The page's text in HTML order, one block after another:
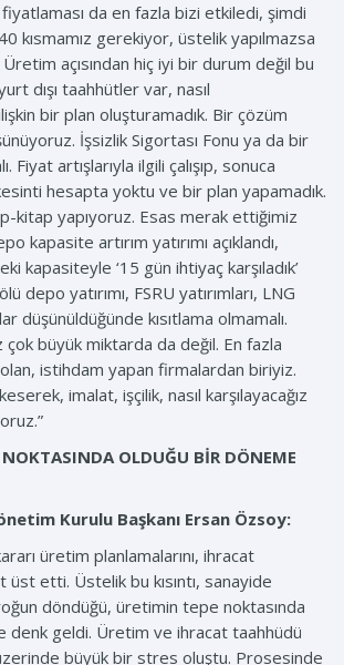
da en fazla bizi etkiledi, şimdi
kısmamız gerekiyor, üstelik yapılmazsa
açısından hiç iyi bir durum değil bu
dışı taahhütler var, nasıl
ilişkin bir plan oluşturamadık. Bir çözüm
İşsizlik Sigortası Fonu ya da bir
Fiyat artışlarıyla ilgili çalışıp, sonuca
hesapta yoktu ve bir plan yapamadık.
kitap yapıyoruz. Esas merak ettiğimiz
kapasite artırım yatırımı açıklandı,
kapasiteyle ‘15 gün ihtiyaç karşıladık’
depo yatırımı, FSRU yatırımları, LNG
düşünüldüğünde kısıtlama olmamalı.
çok büyük miktarda da değil. En fazla
istihdam yapan firmalardan biriyiz.
imalat, işçilik, nasıl karşılayacağız
OLDUĞU BİR DÖNEME
Kurulu Başkanı Ersan Özsoy:
üretim planlamalarını, ihracat
üst etti. Üstelik bu kısıntı, sanayide
döndüğü, üretimin tepe noktasında
denk geldi. Üretim ve ihracat taahhüdü
büyük bir stres oluştu. Prosesinde